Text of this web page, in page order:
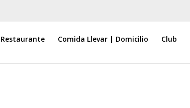
Restaurante Comida Llevar | Domicilio Club